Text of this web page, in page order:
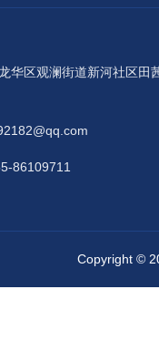
华区观澜街道新河社区田
86109711
Copyright ©